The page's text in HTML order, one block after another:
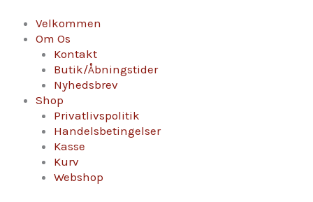
indholdet
Velkommen
Om Os
Kontakt
Butik/Åbningstider
Nyhedsbrev
Shop
Privatlivspolitik
Handelsbetingelser
Kasse
Kurv
Webshop